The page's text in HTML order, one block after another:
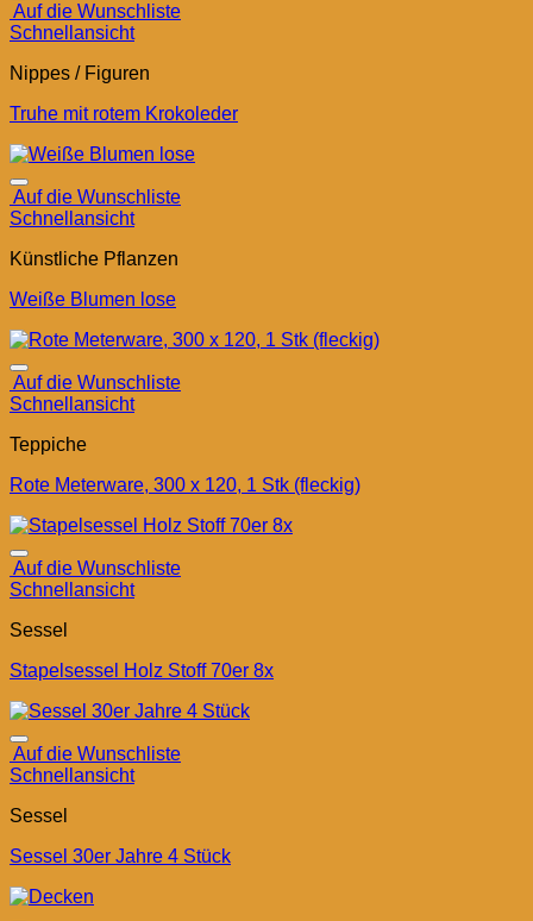
Auf die Wunschliste
Schnellansicht
Nippes / Figuren
Truhe mit rotem Krokoleder
Auf die Wunschliste
Schnellansicht
Künstliche Pflanzen
Weiße Blumen lose
Auf die Wunschliste
Schnellansicht
Teppiche
Rote Meterware, 300 x 120, 1 Stk (fleckig)
Auf die Wunschliste
Schnellansicht
Sessel
Stapelsessel Holz Stoff 70er 8x
Auf die Wunschliste
Schnellansicht
Sessel
Sessel 30er Jahre 4 Stück